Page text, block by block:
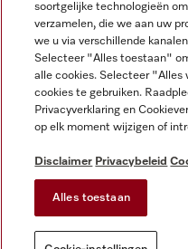
Disclaimer
Algemene voorwaarden en
Privacybeleid
Gebruiksvoorwaarden
Toegankelijkheidsverklaring
Digital Services Act
Cookie-instellingen
soortgelijke technologieën
verzamelen, die we aan uw
we u via verschillende
Selecteer "Alles toestaan"
alle cookies. Selecteer
cookies te gebruiken.
Privacyverklaring en
op elk moment wijzigen of
Disclaimer Privacybeleid
Alles toestaan